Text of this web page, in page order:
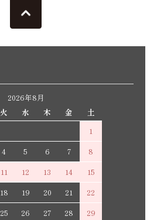
2026年8月
火 水 木 金
土
1
4 5 6 7
8
11 12 13 14
15
18 19 20 21
22
25 26 27 28
29